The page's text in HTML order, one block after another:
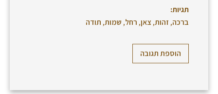
תגיות:
ברכה, זהות, צאן, רחל, שמות, תודה
הוספת תגובה